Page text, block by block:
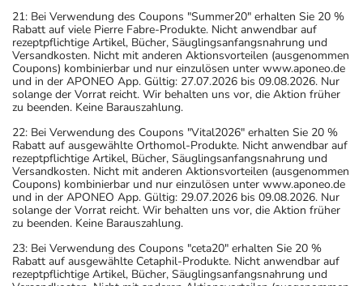
21: Bei Verwendung des Coupons "Summer20" erhalten Sie 20 %
Rabatt auf viele Pierre Fabre-Produkte. Nicht anwendbar auf
rezeptpflichtige Artikel, Bücher, Säuglingsanfangsnahrung und
Versandkosten. Nicht mit anderen Aktionsvorteilen (ausgenommen
Coupons) kombinierbar und nur einzulösen unter www.aponeo.de
und in der APONEO App. Gültig: 27.07.2026 bis 09.08.2026. Nur
solange der Vorrat reicht. Wir behalten uns vor, die Aktion früher
zu beenden. Keine Barauszahlung.
22: Bei Verwendung des Coupons "Vital2026" erhalten Sie 20 %
Rabatt auf ausgewählte Orthomol-Produkte. Nicht anwendbar auf
rezeptpflichtige Artikel, Bücher, Säuglingsanfangsnahrung und
Versandkosten. Nicht mit anderen Aktionsvorteilen (ausgenommen
Coupons) kombinierbar und nur einzulösen unter www.aponeo.de
und in der APONEO App. Gültig: 29.07.2026 bis 09.08.2026. Nur
solange der Vorrat reicht. Wir behalten uns vor, die Aktion früher
zu beenden. Keine Barauszahlung.
23: Bei Verwendung des Coupons "ceta20" erhalten Sie 20 %
Rabatt auf ausgewählte Cetaphil-Produkte. Nicht anwendbar auf
rezeptpflichtige Artikel, Bücher, Säuglingsanfangsnahrung und